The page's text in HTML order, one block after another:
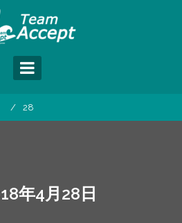
28
年4月28日